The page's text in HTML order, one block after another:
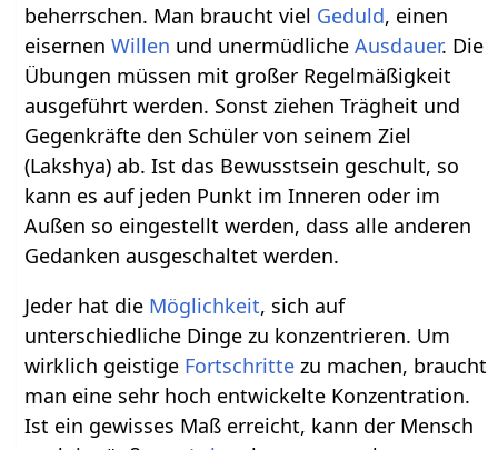
beherrschen. Man braucht viel Geduld, einen
eisernenWillen und unermüdlicheAusdauer. Die
Übungen müssen mit großer Regelmäßigkeit
ausgeführt werden. Sonst ziehen Trägheit und
Gegenkräfte den Schüler von seinem Ziel
(Lakshya) ab. Ist das Bewusstsein geschult, so
kann es auf jeden Punkt im Inneren oder im
Außen so eingestellt werden, dass alle anderen
Gedanken ausgeschaltet werden.
Jeder hat die Möglichkeit, sich auf
unterschiedliche Dinge zu konzentrieren. Um
wirklich geistige Fortschritte zu machen, braucht
man eine sehr hoch entwickelte Konzentration.
Ist ein gewisses Maß erreicht, kann der Mensch